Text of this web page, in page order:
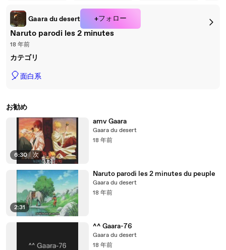
Gaara du desert +フォロー
Naruto parodi les 2 minutes
18 年前
カテゴリ
🎈面白系
お勧め
6:30 | 次
amv Gaara
Gaara du desert
18 年前
2:31
Naruto parodi les 2 minutes du peuple
Gaara du desert
18 年前
^^ Gaara-76
Gaara du desert
18 年前